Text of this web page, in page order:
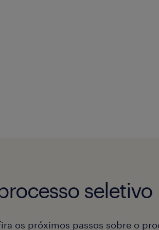
seletivo
os próximos passos sobre o